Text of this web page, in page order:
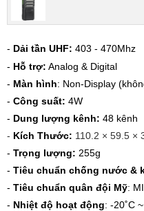
- Dải tần UHF: 403 - 470Mhz
- Hỗ trợ: Analog & Digital
- Màn hình: Non-Display
- Công suất: 4W
- Dung lượng kênh: 48 kênh
- Kích Thước: 110.2 × 59.5 ×
- Trọng lượng: 255g
- Tiêu chuẩn chống nước &
- Tiêu chuẩn quân đội Mỹ:
- Nhiệt độ hoạt động: -20˚C